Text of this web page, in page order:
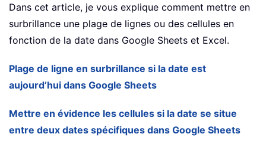
Dans cet article, je vous explique comment mettre en
surbrillance une plage de lignes ou des cellules en
fonction de la date dans Google Sheets et Excel.
Plage de ligne en surbrillance si la date est
aujourd’hui dans Google Sheets
Mettre en évidence les cellules si la date se situe
entre deux dates spécifiques dans Google Sheets